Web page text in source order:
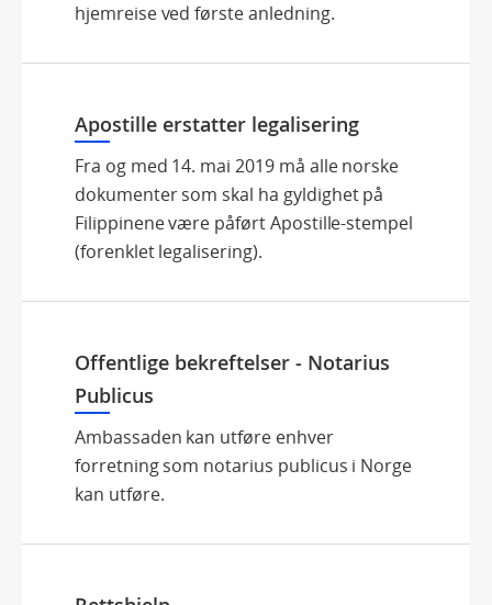
hjemreise ved første anledning.
Apostille erstatter legalisering
Fra og med 14. mai 2019 må alle norske
dokumenter som skal ha gyldighet på
Filippinene være påført Apostille-stempel
(forenklet legalisering).
Offentlige bekreftelser - Notarius
Publicus
Ambassaden kan utføre enhver
forretning som notarius publicus i Norge
kan utføre.